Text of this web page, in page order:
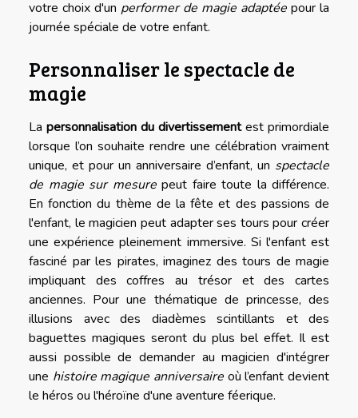
votre choix d'un performer de magie adaptée pour la
journée spéciale de votre enfant.
Personnaliser le spectacle de
magie
La personnalisation du divertissementest primordiale
lorsque l’on souhaite rendre une célébration vraiment
unique, et pour un anniversaire d’enfant, un spectacle
de magie sur mesurepeut faire toute la différence.
En fonction du thème de la fête et des passions de
l'enfant, le magicien peut adapter ses tours pour créer
une expérience pleinement immersive. Si l'enfant est
fasciné par les pirates, imaginez des tours de magie
impliquant des coffres au trésor et des cartes
anciennes. Pour une thématique de princesse, des
illusions avec des diadèmes scintillants et des
baguettes magiques seront du plus bel effet. Il est
aussi possible de demander au magicien d'intégrer
une histoire magique anniversaire où l’enfant devient
le héros ou l'héroïne d'une aventure féerique.